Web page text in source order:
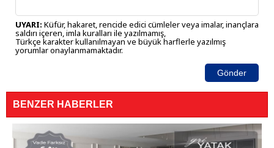
UYARI: Küfür, hakaret, rencide edici cümleler veya imalar, inançlara
saldırı içeren, imla kuralları ile yazılmamış,
Türkçe karakter kullanılmayan ve büyük harflerle yazılmış
yorumlar onaylanmamaktadır.
Gönder
BENZER HABERLER